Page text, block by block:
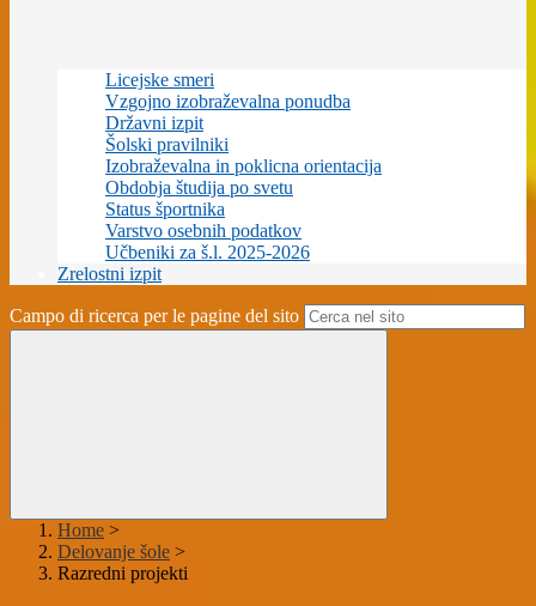
Licejske smeri
Vzgojno izobraževalna ponudba
Državni izpit
Šolski pravilniki
Izobraževalna in poklicna orientacija
Obdobja študija po svetu
Status športnika
Varstvo osebnih podatkov
Učbeniki za š.l. 2025-2026
Zrelostni izpit
Campo di ricerca per le pagine del sito
Home >
Delovanje šole >
Razredni projekti